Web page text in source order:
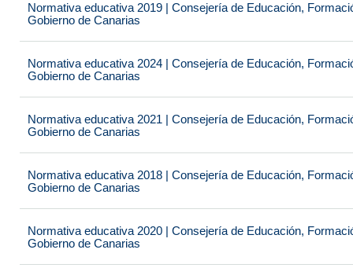
Normativa educativa 2019 | Consejería de Educación,
Gobierno de Canarias
Normativa educativa 2024 | Consejería de Educación,
Gobierno de Canarias
Normativa educativa 2021 | Consejería de Educación,
Gobierno de Canarias
Normativa educativa 2018 | Consejería de Educación,
Gobierno de Canarias
Normativa educativa 2020 | Consejería de Educación,
Gobierno de Canarias